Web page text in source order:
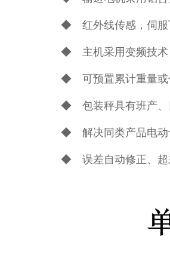
◆ 红外线传感，伺服
◆ 主机采用变频技术
◆ 可预置累计重量或
◆ 包装秤具有班产、
◆ 解决同类产品电动
◆ 误差自动修正、超